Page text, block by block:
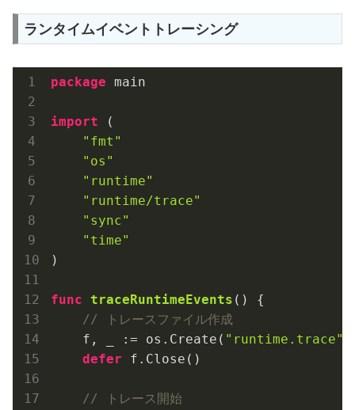
ランタイムイベントトレーシング
package main
import (
"fmt"
"os"
"runtime"
"runtime/trace"
"sync"
"time"
)
func traceRuntimeEvents ()
{
// トレースファイル作成
    f, _ := os.Create(
"runtime.trace"
defer f.Close()
// トレース開始